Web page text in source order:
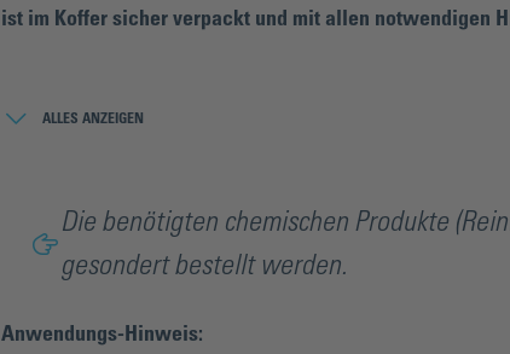
ist im Koffer sicher verpackt und mit allen notwendigen
Leistungen sind die Härtezeiten der Klebstoffe sehr kurz. Der
Strahlungsfeldes eignet sich der Handstrahler ebenfalls für die
Länge. Wird die Lampe in entsprechendem Abstand positioniert,
gewährleistet.
ALLES ANZEIGEN
Die benötigten chemischen Produkte
gesondert bestellt werden.
Anwendungs-Hinweis: